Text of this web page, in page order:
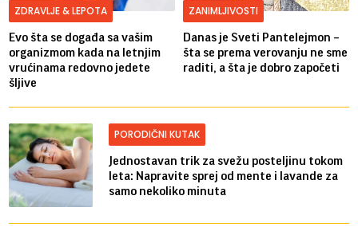
ZDRAVLJE & LEPOTA
Evo šta se događa sa vašim
organizmom kada na letnjim
vrućinama redovno jedete
šljive
ZANIMLJIVOSTI
Danas je Sveti Pantelejmon –
šta se prema verovanju ne sme
raditi, a šta je dobro započeti
PORODIČNI KUTAK
Jednostavan trik za svežu posteljinu tokom
leta: Napravite sprej od mente i lavande za
samo nekoliko minuta